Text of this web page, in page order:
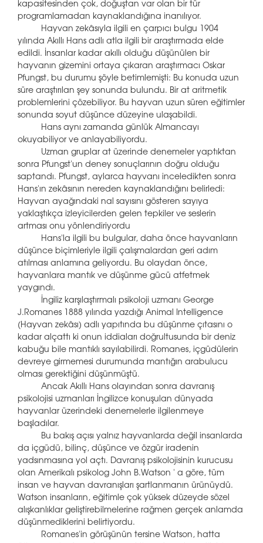
kapasitesinden çok, doğuştan var olan bir tür
programlamadan kaynaklandığına inanılıyor.
Hayvan zekâsıyla ilgili en çarpıcı bulgu 1904
yılında Akıllı Hans adlı atla ilgili bir araştırmada elde
edildi. İnsanlar kadar akıllı olduğu düşünülen bir
hayvanın gizemini ortaya çıkaran araştırmacı Oskar
Pfungst, bu durumu şöyle betimlemişti: Bu konuda uzun
süre araştırılan şey sonunda bulundu. Bir at aritmetik
problemlerini çözebiliyor. Bu hayvan uzun süren eğitimler
sonunda soyut düşünce düzeyine ulaşabildi.
Hans aynı zamanda günlük Almancayı
okuyabiliyor ve anlayabiliyordu.
Uzman gruplar at üzerinde denemeler yaptıktan
sonra Pfungst'un deney sonuçlarının doğru olduğu
saptandı. Pfungst, aylarca hayvanı inceledikten sonra
Hans'ın zekâsının nereden kaynaklandığını belirledi:
Hayvan ayağındaki nal sayısını gösteren sayıya
yaklaştıkça izleyicilerden gelen tepkiler ve seslerin
artması onu yönlendiriyordu
Hans'la ilgili bu bulgular, daha önce hayvanların
düşünce biçimleriyle ilgili çalışmalardan geri adım
atılması anlamına geliyordu. Bu olaydan önce,
hayvanlara mantık ve düşünme gücü atfetmek
yaygındı.
İngiliz karşılaştırmalı psikoloji uzmanı George
J.Romanes 1888 yılında yazdığı Animal Intelligence
(Hayvan zekâsı) adlı yapıtında bu düşünme çıtasını o
kadar alçattı ki onun iddiaları doğrultusunda bir deniz
kabuğu bile mantıklı sayılabilirdi. Romanes, içgüdülerin
devreye girmemesi durumunda mantığın arabulucu
olması gerektiğini düşünmüştü.
Ancak Akıllı Hans olayından sonra davranış
psikolojisi uzmanları İngilizce konuşulan dünyada
hayvanlar üzerindeki denemelerle ilgilenmeye
başladılar.
Bu bakış açısı yalnız hayvanlarda değil insanlarda
da içgüdü, bilinç, düşünce ve özgür iradenin
yadsınmasına yol açtı. Davranış psikolojisinin kurucusu
olan Amerikalı psikolog John B.Watson ' a göre, tüm
insan ve hayvan davranışları şartlanmanın ürünüydü.
Watson insanların, eğitimle çok yüksek düzeyde sözel
alışkanlıklar geliştirebilmelerine rağmen gerçek anlamda
düşünmediklerini belirtiyordu.
Romanes'in görüşünün tersine Watson, hatta